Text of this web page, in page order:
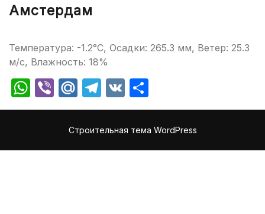
Амстердам
Температура: -1.2°C, Осадки: 265.3 мм, Ветер: 25.3
м/с, Влажность: 18%
WhatsApp
ViberMail.Ru
Telegram
VK
Строительная тема WordPress